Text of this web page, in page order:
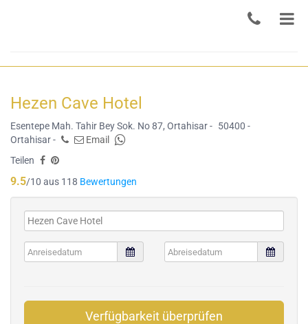
Hezen Cave Hotel
Esentepe Mah. Tahir Bey Sok. No 87, Ortahisar - 50400 -
Ortahisar -
Email
Teilen
9.5/10 aus 118 Bewertungen
Verfügbarkeit überprüfen